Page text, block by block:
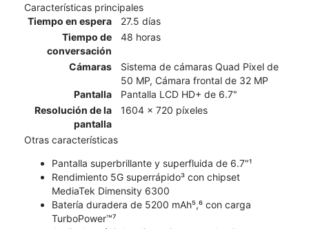
Características principales
Tiempo en espera
27.5 días
Tiempo de
conversación
48 horas
Cámaras
Sistema de cámaras Quad Pixel de
50 MP, Cámara frontal de 32 MP
Pantalla
Pantalla LCD HD+ de 6.7"
Resolución de la
pantalla
1604 x 720 píxeles
Otras características
Pantalla superbrillante y superfluida de 6.7"¹
Rendimiento 5G superrápido³ con chipset
MediaTek Dimensity 6300
Batería duradera de 5200 mAh⁵,⁶ con carga
TurboPower™⁷